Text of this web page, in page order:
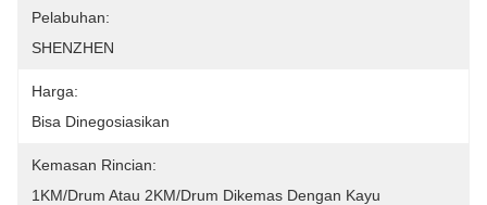
Pelabuhan:
SHENZHEN
Harga:
Bisa Dinegosiasikan
Kemasan Rincian:
1KM/drum Atau 2KM/drum Dikemas Dengan Kayu